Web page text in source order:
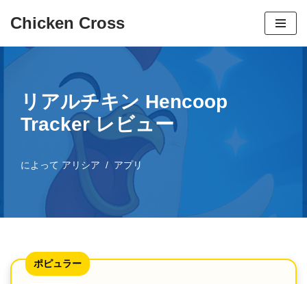
ン
Chicken Cross
リアルチキン Hencoop
Tracker レビュー
によって アリシア アプリ
ポピュラー